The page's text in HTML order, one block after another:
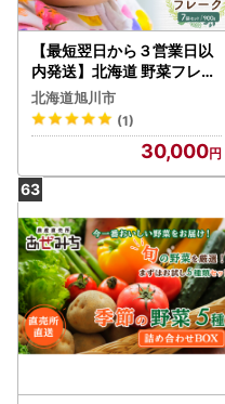
【最短翌日から３営業日以
内発送】北海道 野菜フレー
ク 7袋セット 計900g 離乳
食 離乳食 _02122
北海道旭川市
(1)
30,000